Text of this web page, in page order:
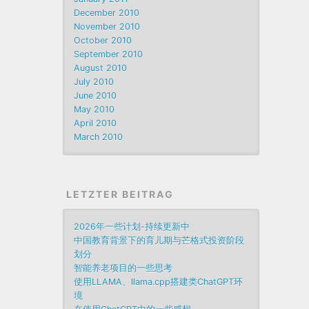
December 2010
November 2010
October 2010
September 2010
August 2010
July 2010
June 2010
May 2010
April 2010
March 2010
LETZTER BEITRAG
2026年一些计划-持续更新中
中国教育背景下的育儿期与芒格式投资阶段
划分
智能养老项目的一些思考
使用LLAMA、llama.cpp搭建类ChatGPT环
境